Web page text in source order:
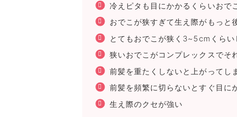
冷えピタも目にかかるくらいおで
おでこが狭すぎて生え際がもっと
とてもおでこが狭く3~5cmくらい
狭いおでこがコンプレックスでそ
前髪を重たくしないと上がってし
前髪を頻繁に切らないとすぐ目に
生え際のクセが強い